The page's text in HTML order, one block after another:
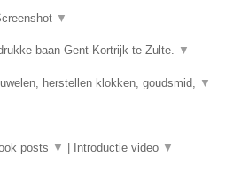
▼
baan Gent-Kortrijk te Zulte. ▼
herstellen klokken, goudsmid, ▼
posts ▼ Introductie video ▼